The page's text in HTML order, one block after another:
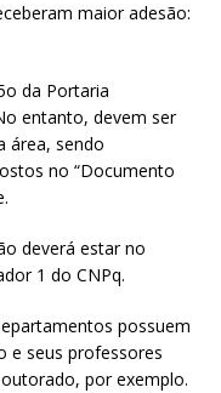
maior adesão:
da Portaria
entanto, devem ser
área, sendo
no “Documento
deverá estar no
1 do CNPq.
possuem
e seus professores
por exemplo.